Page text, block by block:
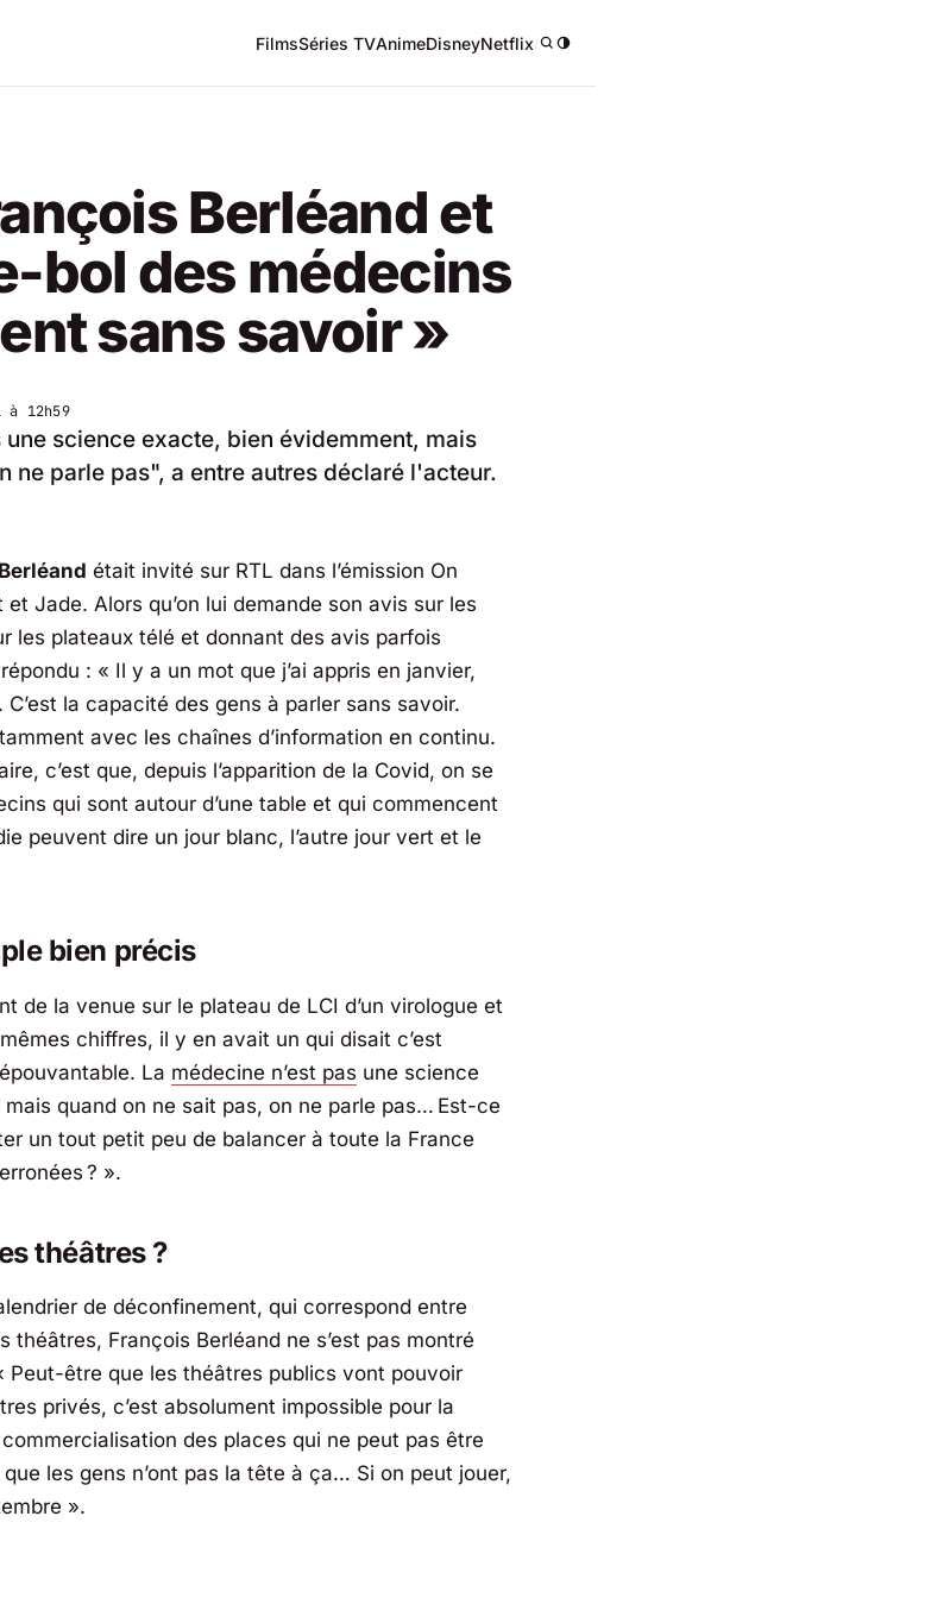
FilmsSéries TVAnimeDisneyNetflix/
Berléand et
bol des médecins
sans savoir »
à 12h59
une science exacte, bien évidemment, mais
ne parle pas", a entre autres déclaré l'acteur.
était invité sur RTL dans l’émission On
et Jade. Alors qu’on lui demande son avis sur les
les plateaux télé et donnant des avis parfois
: « Il y a un mot que j’ai appris en janvier,
. C’est la capacité des gens à parler sans savoir.
avec les chaînes d’information en continu.
c’est que, depuis l’apparition de la Covid, on se
qui sont autour d’une table et qui commencent
peuvent dire un jour blanc, l’autre jour vert et le
bien précis
de la venue sur le plateau de LCI d’un virologue et
chiffres, il y en avait un qui disait c’est
La médecine n’est pas une science
quand on ne sait pas, on ne parle pas… Est-ce
un tout petit peu de balancer à toute la France
? ».
théâtres ?
de déconfinement, qui correspond entre
théâtres, François Berléand ne s’est pas montré
Peut-être que les théâtres publics vont pouvoir
privés, c’est absolument impossible pour la
des places qui ne peut pas être
les gens n’ont pas la tête à ça… Si on peut jouer,
».